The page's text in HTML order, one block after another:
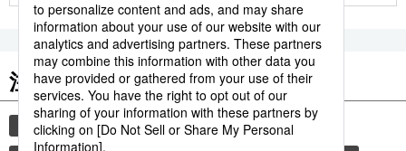
注目のキーワード
共同通信ニュース イチロー
国民栄誉賞